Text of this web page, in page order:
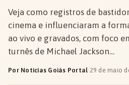
Veja como registros de
cinema e influenciaram a
ao vivo e gravados, com foco
turnês de Michael Jackson…
Por Notícias Goiás Portal·29 de maio